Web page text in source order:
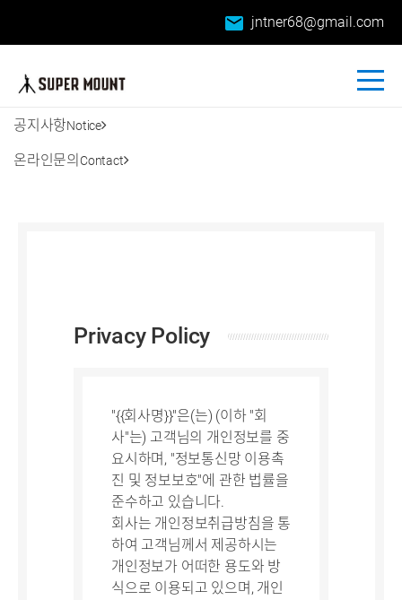
email jntner68@gmail.com
공지사항Notice
온라인문의 Contact
Privacy Policy
"{{회사명}}"은(는) (이하 "회
사"는) 고객님의 개인정보를 중
요시하며, "정보통신망 이용촉
진 및 정보보호"에 관한 법률을
준수하고 있습니다.
회사는 개인정보취급방침을 통
하여 고객님께서 제공하시는
개인정보가 어떠한 용도와 방
식으로 이용되고 있으며, 개인